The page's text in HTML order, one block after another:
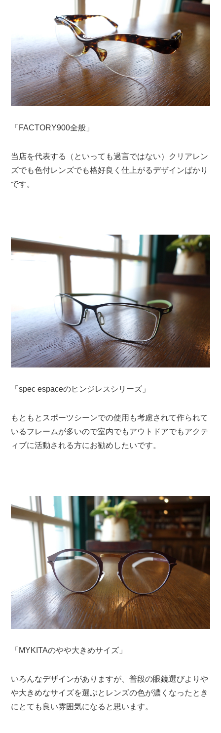
「FACTORY900全般」
当店を代表する（といっても過言ではない）クリアレン
ズでも色付レンズでも格好良く仕上がるデザインばかり
です。
「spec espaceのヒンジレスシリーズ」
もともとスポーツシーンでの使用も考慮されて作られて
いるフレームが多いので室内でもアウトドアでもアクテ
ィブに活動される方にお勧めしたいです。
「MYKITAのやや大きめサイズ」
いろんなデザインがありますが、普段の眼鏡選びよりや
や大きめなサイズを選ぶとレンズの色が濃くなったとき
にとても良い雰囲気になると思います。